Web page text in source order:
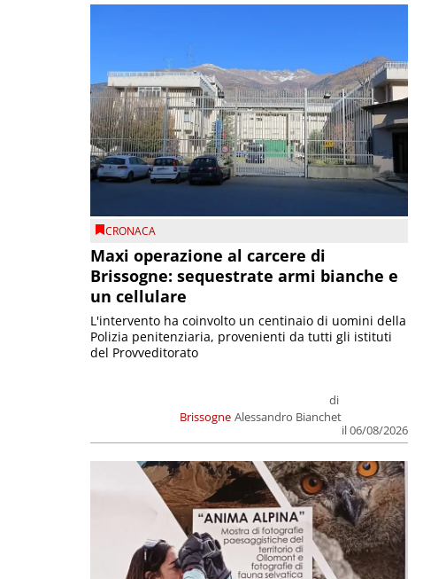
CRONACA
Maxi operazione al carcere di
Brissogne: sequestrate armi bianche e
un cellulare
Brissogne
di
Alessandro Bianchet
il 06/08/2026
L'intervento ha coinvolto un centinaio di uomini della
Polizia penitenziaria, provenienti da tutti gli istituti
del Provveditorato